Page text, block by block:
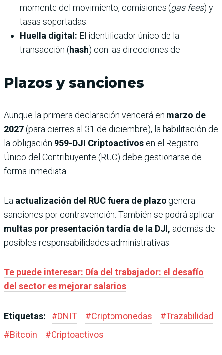
momento del movimiento, comisiones (gas fees) y
tasas soportadas.
Huella digital: El identificador único de la
transacción (hash) con las direcciones de
Plazos y sanciones
Aunque la primera declaración vencerá en marzo de
2027(para cierres al 31 de diciembre), la habilitación de
la obligación 959-DJI Criptoactivos en el Registro
Único del Contribuyente (RUC) debe gestionarse de
forma inmediata.
La actualización del RUC fuera de plazo genera
sanciones por contravención. También se podrá aplicar
multas por presentación tardía de la DJI, además de
posibles responsabilidades administrativas.
Te puede interesar: Día del trabajador: el desafío
del sector es mejorar salarios
Etiquetas: #DNIT #Criptomonedas #Trazabilidad
#Bitcoin #Criptoactivos